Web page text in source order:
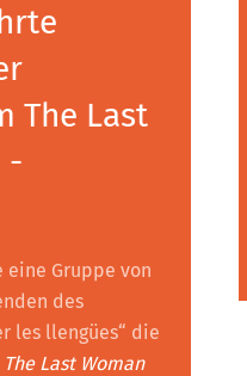
The Last
-
eine Gruppe von
des
les llengües“ die
Last Woman